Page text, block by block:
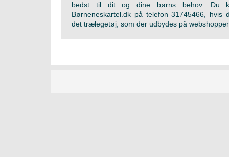
bedst til dit og dine børns behov. Du
Børneneskartel.dk på telefon 31745466, hvis
det trælegetøj, som der udbydes på